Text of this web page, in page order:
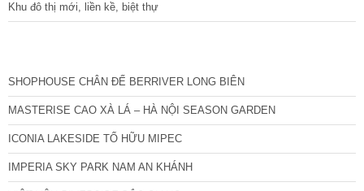
Khu đô thị mới, liền kề, biệt thự
SHOPHOUSE CHÂN ĐẾ BERRIVER LONG BIÊN
MASTERISE CAO XÀ LÁ – HÀ NỘI SEASON GARDEN
ICONIA LAKESIDE TỐ HỮU MIPEC
IMPERIA SKY PARK NAM AN KHÁNH